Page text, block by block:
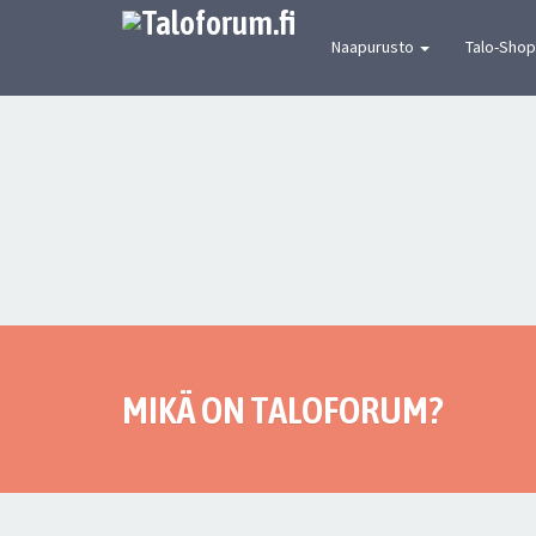
Naapurusto Talo-Shop
[urbaanin keskustelun mekka] Suomen
MIKÄ ON TALOFORUM?